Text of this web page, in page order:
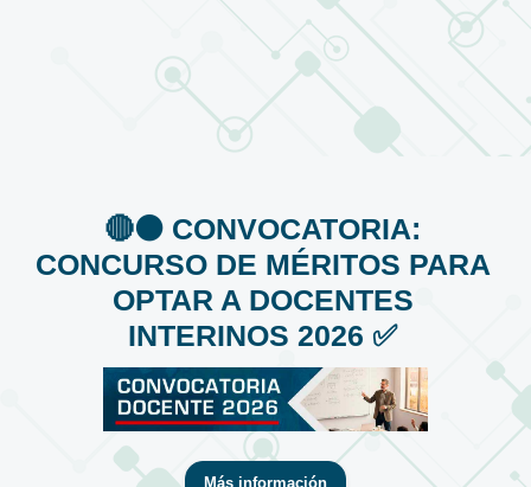
🔴⚫️ CONVOCATORIA:
CONCURSO DE MÉRITOS PARA
OPTAR A DOCENTES
INTERINOS 2026 ✅
Más información